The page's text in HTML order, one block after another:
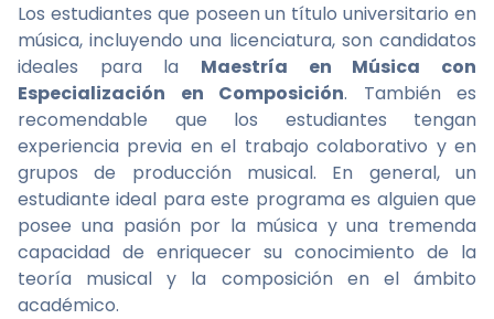
Los estudiantes que poseen un título universitario en
música, incluyendo una licenciatura, son candidatos
ideales para la Maestría en Música con
Especialización en Composición. También es
recomendable que los estudiantes tengan
experiencia previa en el trabajo colaborativo y en
grupos de producción musical. En general, un
estudiante ideal para este programa es alguien que
posee una pasión por la música y una tremenda
capacidad de enriquecer su conocimiento de la
teoría musical y la composición en el ámbito
académico.